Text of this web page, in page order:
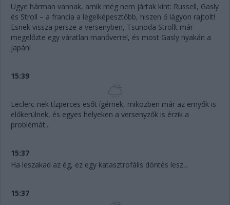
Ugye hárman vannak, amik még nem jártak kint: Russell, Gasly
és Stroll – a francia a legelképesztőbb, hiszen ő lágyon rajtolt!
Esnek vissza persze a versenyben, Tsunoda Strollt már
megelőzte egy váratlan manőverrel, és most Gasly nyakán a
japán!
15:39
Leclerc-nek tízperces esőt ígérnek, miközben már az ernyők is
előkerülnek, és egyes helyeken a versenyzők is érzik a
problémát...
15:37
Ha leszakad az ég, ez egy katasztrofális döntés lesz...
15:37